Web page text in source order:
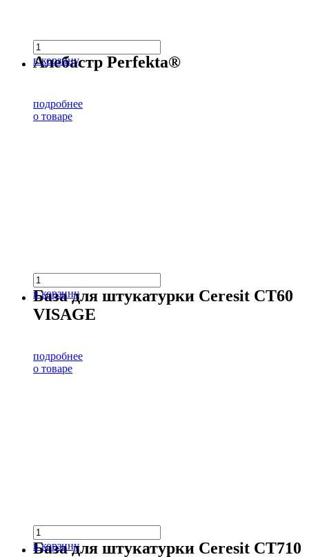
в корзину
Алебастр Perfekta®
подробнее
о товаре
в корзину
База для штукатурки Ceresit CT60
VISAGE
подробнее
о товаре
в корзину
База для штукатурки Ceresit CT710